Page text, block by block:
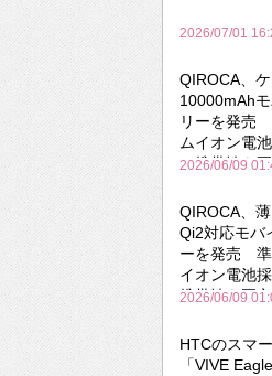
2026/07/01
QIROCA、
10000mAh
リーを発売
ムイオン電
と携帯性を
2026/06/09
QIROCA、
Qi2対応モバ
ーを発売 準
イオン電池
携帯性を両立
2026/06/09
HTCのスマ
「VIVE